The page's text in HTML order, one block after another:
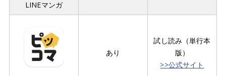
LINEマンガ
あり
試し読み（単行本
版）
>>公式サイト